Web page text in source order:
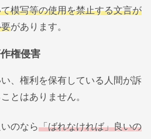
模写等の使用を禁止する文言が
があります。
権侵害
、権利を保有している人間が訴
とはありません。
のなら「ばれなければ」良いの